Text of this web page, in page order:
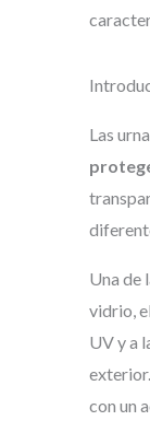
Las
Una de
vidrio,
UV y a
con un